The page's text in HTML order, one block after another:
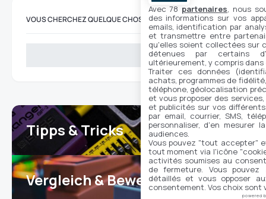
VOUS CHERCHEZ QUELQUE CHOSE ?
Suchen
Tipps & Tricks 4
Vergleich & Bewertungen 12
Avec 78 partenaires , nous
des informations sur vos
emails, identification par
et transmettre entre
qu'elles soient collectées sur
détenues par certains
ultérieurement, y compris
Traiter ces données
achats, programmes de
téléphone, géolocalisation
et vous proposer des
et publicités sur vos
par email, courrier, SMS,
personnaliser, d'en mesurer
audiences.
Vous pouvez "tout accepter"
tout moment via l'icône
activités soumises au
de fermeture. Vous
détaillés et vous opposer
consentement. Vos choix sont
powered